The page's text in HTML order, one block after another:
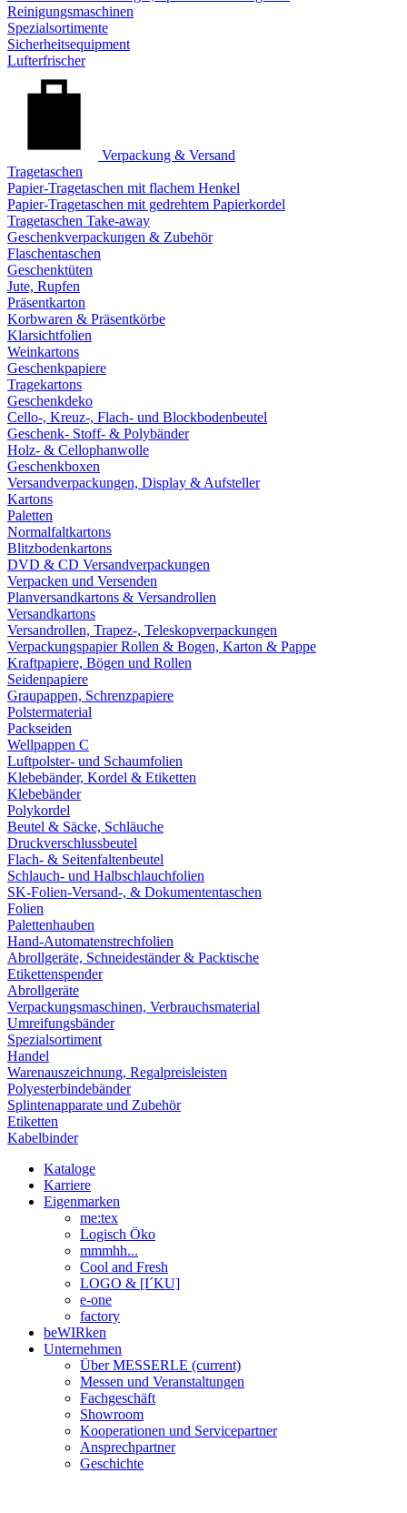
Reinigungsmaschinen
Spezialsortimente
Sicherheitsequipment
Lufterfrischer
Verpackung & Versand
Tragetaschen
Papier-Tragetaschen mit flachem Henkel
Papier-Tragetaschen mit gedrehtem Papierkordel
Tragetaschen Take-away
Geschenkverpackungen & Zubehör
Flaschentaschen
Geschenktüten
Jute, Rupfen
Präsentkarton
Korbwaren & Präsentkörbe
Klarsichtfolien
Weinkartons
Geschenkpapiere
Tragekartons
Geschenkdeko
Cello-, Kreuz-, Flach- und Blockbodenbeutel
Geschenk- Stoff- & Polybänder
Holz- & Cellophanwolle
Geschenkboxen
Versandverpackungen, Display & Aufsteller
Kartons
Paletten
Normalfaltkartons
Blitzbodenkartons
DVD & CD Versandverpackungen
Verpacken und Versenden
Planversandkartons & Versandrollen
Versandkartons
Versandrollen, Trapez-, Teleskopverpackungen
Verpackungspapier Rollen & Bogen, Karton & Pappe
Kraftpapiere, Bögen und Rollen
Seidenpapiere
Graupappen, Schrenzpapiere
Polstermaterial
Packseiden
Wellpappen C
Luftpolster- und Schaumfolien
Klebebänder, Kordel & Etiketten
Klebebänder
Polykordel
Beutel & Säcke, Schläuche
Druckverschlussbeutel
Flach- & Seitenfaltenbeutel
Schlauch- und Halbschlauchfolien
SK-Folien-Versand-, & Dokumententaschen
Folien
Palettenhauben
Hand-Automatenstrechfolien
Abrollgeräte, Schneideständer & Packtische
Etikettenspender
Abrollgeräte
Verpackungsmaschinen, Verbrauchsmaterial
Umreifungsbänder
Spezialsortiment
Handel
Warenauszeichnung, Regalpreisleisten
Polyesterbindebänder
Splintenapparate und Zubehör
Etiketten
Kabelbinder
Kataloge
Karriere
Eigenmarken
me:tex
Logisch Öko
mmmhh...
Cool and Fresh
LOGO & [I´KU]
e-one
factory
beWIRken
Unternehmen
Über MESSERLE (current)
Messen und Veranstaltungen
Fachgeschäft
Showroom
Kooperationen und Servicepartner
Ansprechpartner
Geschichte